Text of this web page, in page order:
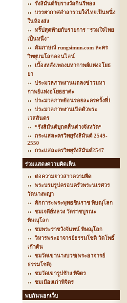
รังสิมันต์รับรางวัลกินรีทอง
บรรยากาศอำลารวมใจไทยเป็นหนึ่ง
ในห้องส่ง
ทริ๊ปสุดท้ายกับรายการ "รวมใจไทย
เป็นหนึ่ง"
สัมภาษณ์ rungsimun.com ละคร
วิทยุบนโลกออนไลน์
เบื้องหลังเพลงมหากาพย์แห่งอโยธ
ยา
ประมวลภาพงานแถลงข่าวมหา
กาพย์แห่งอโยธยาค่ะ
ประมวลภาพย้อนรอยละครครั้งที่1
ประมวลภาพงานเปิดตัวพระ
เวสสันดร
*รังสิมันต์บุกคลื่นต่างจังหวัด*
กระแสละครวิทยุรังสิมันต์ 2549-
2550
กระแสละครวิทยุรังสิมันต์2547
ร่วมแสดงความคิดเห็น
ต่อความยาวสาวความยืด
พระบรมรูปครอบครัวพระนเรศวร
วัดนางพญา
สักการะพระพุทธชินราช พิษณุโลก
ชมเจดีย์หลวง วัดราชบูรณะ
พิษณุโลก
ชมพระราชวังจันทน์ พิษณุโลก
วิหารพระอาจารย์ธรรมโชติ วัดโพธิ์
เก้าต้น
ชมวัดเขานางบวช(พระอาจารย์
ธรรมโชติ)
ชมวัดเขารูปช้าง พิจิตร
ชมเมืองเก่าพิจิตร
พบกันนอกเว็บ